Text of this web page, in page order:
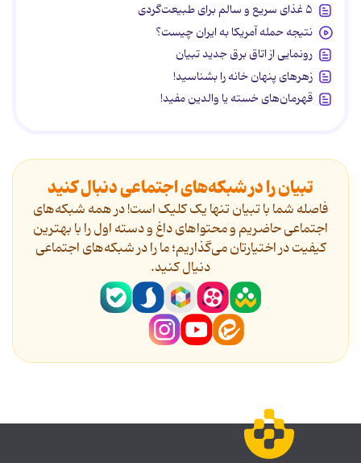
۵ غذای سریع و سالم برای طبیعت‌گردی
نتیجه حمله آمریکا به ایران چیست؟
رونمایی از اتاق برق جدید تبیان
زهرهای پنهان خانه را بشناسید!
قهرمان‌های خسته یا والدین مفید!
تبیان را در شبکه‌های اجتماعی دنبال کنید
فاصله شما با تبیان تنها یک کلیک است! در همه شبکه‌های
اجتماعی حاضریم و محتواهای داغ و دسته اول را با بهترین
کیفیت در اختیارتان می‌گذاریم؛ ما را در شبکه‌های اجتماعی
دنیال کنید.